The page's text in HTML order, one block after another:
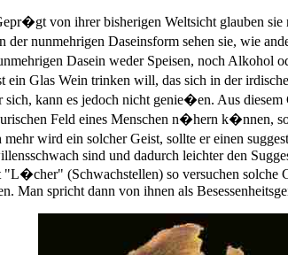
von ihrer bisherigen Weltsicht glauben
der nunmehrigen Daseinsform sehen sie, wie
Dasein weder Speisen, noch
Glas Wein trinken will, das sich in der
kann es jedoch nicht genie�en. Aus
Feld eines Menschen n�hern k�nnen,
wird ein solcher Geist, sollte er einen
sind und dadurch leichter den
(Schwachstellen) so versuchen solche
Man spricht dann von ihnen als